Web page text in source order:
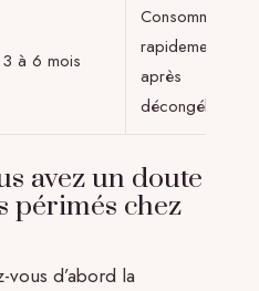
3 à 6 mois
Consommer
rapidement
après
décongélation
avez un doute
périmés chez
vous d’abord la